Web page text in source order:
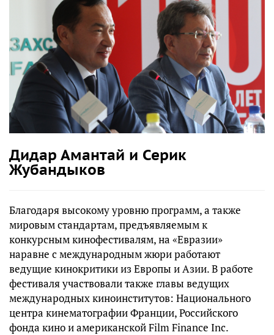
Дидар Амантай и Серик
Жубандыков
Благодаря высокому уровню программ, а также
мировым стандартам, предъявляемым к
конкурсным кинофестивалям, на «Евразии»
наравне с международным жюри работают
ведущие кинокритики из Европы и Азии. В работе
фестиваля участвовали также главы ведущих
международных киноинститутов: Национального
центра кинематографии Франции, Российского
фонда кино и американской Film Finance Inc.